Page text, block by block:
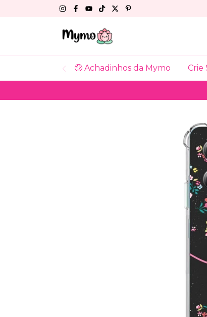
🤑 Achadinhos da Mymo Crie